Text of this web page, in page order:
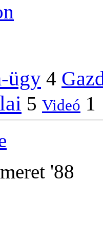
ügy 4
5 Videó 1
'88